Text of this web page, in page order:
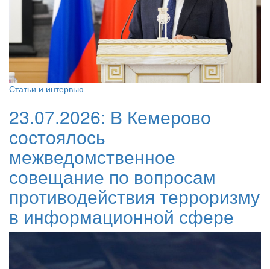
Статьи и интервью
23.07.2026: В Кемерово
состоялось
межведомственное
совещание по вопросам
противодействия терроризму
в информационной сфере